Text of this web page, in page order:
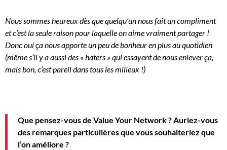
Nous sommes heureux dès que quelqu’un nous fait un compliment
et c’est la seule raison pour laquelle on aime vraiment partager !
Donc oui ça nous apporte un peu de bonheur en plus au quotidien
(même s’il y a aussi des « haters » qui essayent de nous enlever ça,
mais bon, c’est pareil dans tous les milieux !)
Que pensez-vous de Value Your Network ?Auriez-vous
des remarques particulières que vous souhaiteriez que
l’on améliore ?